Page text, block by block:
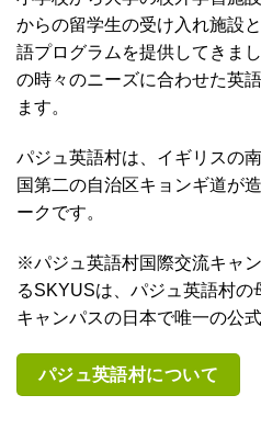
からの留学生の受け入れ施設
語プログラムを提供してきま
の時々のニーズに合わせた英
ます。
パジュ英語村は、イギリスの
国第二の自治区キョンギ道が
ークです。
※パジュ英語村国際交流キャ
るSKYUSは、パジュ英語村
キャンパスの日本で唯一の公
パジュ英語村について